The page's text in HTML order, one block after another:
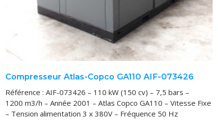
Compresseur Atlas-Copco GA110 AIF-073426
Référence : AIF-073426 – 110 kW (150 cv) – 7,5 bars –
1200 m3/h – Année 2001 – Atlas Copco GA110 – Vitesse Fixe
– Tension alimentation 3 x 380V – Fréquence 50 Hz